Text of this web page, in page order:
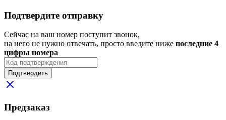
Подтвердите отправку
Сейчас на ваш номер поступит звонок,
на него не нужно отвечать, просто введите ниже последние 4
цифры номера
Подтвердить
Предзаказ